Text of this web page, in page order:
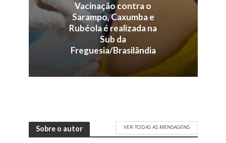
Vacinação contra o
Sarampo, Caxumba e
Rubéola é realizada na
Sub da
Freguesia/Brasilândia
Sobre o autor VER TODAS AS MENSAGENS